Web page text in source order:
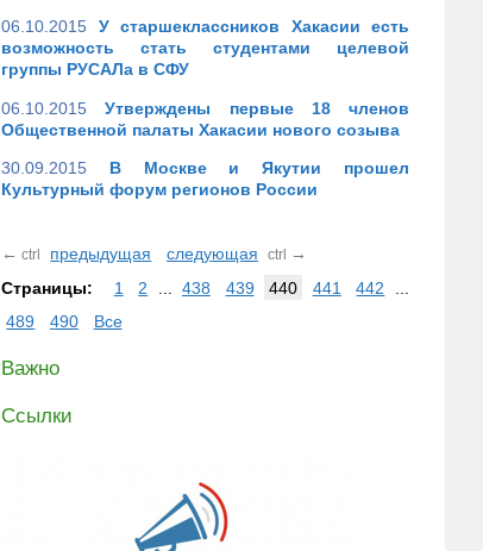
06.10.2015
У старшеклассников Хакасии есть
возможность стать студентами целевой
группы РУСАЛа в СФУ
06.10.2015
Утверждены первые 18 членов
Общественной палаты Хакасии нового созыва
30.09.2015
В Москве и Якутии прошел
Культурный форум регионов России
← ctrl предыдущая следующая ctrl →
Страницы:
1 2 438 439 440 441 442
489
490 Все
Важно
Ссылки